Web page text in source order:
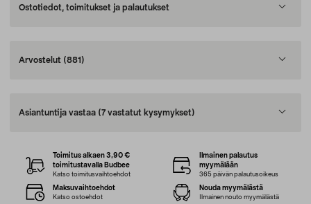
Ostotiedot, toimitukset ja palautukset
Arvostelut (881)
Asiantuntija vastaa (7 vastatut kysymykset)
Toimitus alkaen 3,90 €
toimitustavalla Budbee
Katso toimitusvaihtoehdot
Ilmainen palautus
myymälään
365 päivän palautusoikeus
Maksuvaihtoehdot
Katso ostoehdot
Nouda myymälästä
Ilmainen nouto myymälästä